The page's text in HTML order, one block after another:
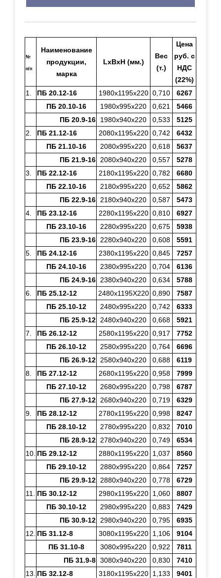
№
п/п
Наименование
продукции,
марка
LхBxH (мм.)
Вес
(т.)
Цена
руб. с
НДС
(22%)
1.
ПБ 20.12-16 1980х1195х220 0,710
6267
ПБ 20.10-16
1980х995х220 0,621
5466
ПБ 20.9-16
1980х940х220 0,533
5125
2.
ПБ 21.12-16 2080х1195х220 0,742
6432
ПБ 21.10-16
2080х995х220 0,618
5637
ПБ 21.9-16
2080х940х220 0,557
5278
3.
ПБ 22.12-16 2180х1195х220 0,782
6680
ПБ 22.10-16
2180х995х220 0,652
5862
ПБ 22.9-16
2180х940х220 0,587
5473
4.
ПБ 23.12-16 2280х1195х220 0,810
6927
ПБ 23.10-16
2280х995х220 0,675
5938
ПБ 23.9-16
2280х940х220 0,608
5591
5.
ПБ 24.12-16 2380х1195х220 0,845
7257
ПБ 24.10-16
2380х995х220 0,704
6136
ПБ 24.9-16
2380х940х220 0,634
5788
6.
ПБ 25.12-12 2480х1195Х220 0,890
7587
ПБ 25.10-12
2480х995х220 0,742
6333
ПБ 25.9-12
2480х940х220 0,668
5921
7.
ПБ 26.12-12 2580х1195х220 0,917
7752
ПБ 26.10-12
2580х995х220 0,764
6696
ПБ 26.9-12
2580х940х220 0,688
6119
8.
ПБ 27.12-12 2680х1195х220 0,958
7999
ПБ 27.10-12
2680х995х220 0,798
6787
ПБ 27.9-12
2680х940х220 0,719
6329
9.
ПБ 28.12-12 2780х1195х220 0,998
8247
ПБ 28.10-12
2780х995х220 0,832
7010
ПБ 28.9-12
2780х940х220 0,749
6534
10. ПБ 29.12-12 2880х1195х220 1,037
8560
ПБ 29.10-12
2880х995х220 0,864
7257
ПБ 29.9-12
2880х940х220 0,778
6729
11.
ПБ 30.12-12 2980х1195х220 1,060
8807
ПБ 30.10-12
2980х995х220 0,883
7429
ПБ 30.9-12
2980х940х220 0,795
6935
12. ПБ 31.12-8 3080х1195х220 1,106
9104
ПБ 31.10-8
3080х995х220 0,922
7811
ПБ 31.9-8 3080х940х220 0,830
7410
13. ПБ 32.12-8 3180х1195х220 1,133
9401